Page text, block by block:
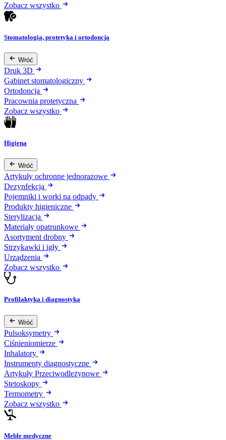
Zobacz wszystko
Stomatologia, protetyka i ortodoncja
Wróć
Druk 3D
Gabinet stomatologiczny
Ortodoncja
Pracownia protetyczna
Zobacz wszystko
Higiena
Wróć
Artykuły ochronne jednorazowe
Dezynfekcja
Pojemniki i worki na odpady
Produkty higieniczne
Sterylizacja
Materiały opatrunkowe
Asortyment drobny
Strzykawki i igły
Urządzenia
Zobacz wszystko
Profilaktyka i diagnostyka
Wróć
Pulsoksymetry
Ciśnieniomierze
Inhalatory
Instrumenty diagnostyczne
Artykuły Przeciwodleżynowe
Stetoskopy
Termometry
Zobacz wszystko
Meble medyczne